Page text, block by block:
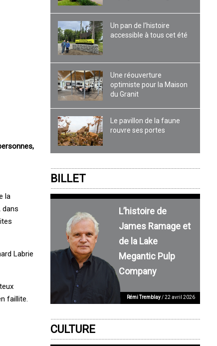
la
dans
Labrie
faillite.
Un pan de l’histoire
accessible à tous cet été
Une réouverture
optimiste pour la Maison
du Granit
Le pavillon de la faune
rouvre ses portes
BILLET
L’histoire de
James Ramage et
de la Lake
Megantic Pulp
Company
Rémi Tremblay/ 22 avril 2026
CULTURE